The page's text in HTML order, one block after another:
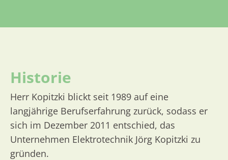
Historie
Herr Kopitzki blickt seit 1989 auf eine
langjährige Berufserfahrung zurück, sodass er
sich im Dezember 2011 entschied, das
Unternehmen Elektrotechnik Jörg Kopitzki zu
gründen.